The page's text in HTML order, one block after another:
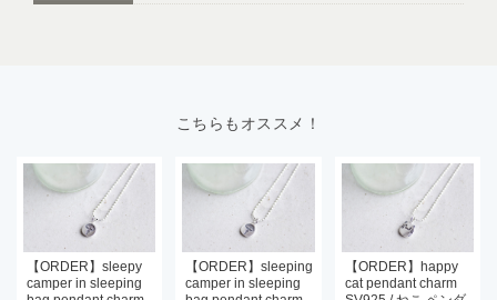
こちらもオススメ！
【ORDER】sleepy
camper in sleeping
【ORDER】sleeping
camper in sleeping
【ORDER】happy
cat pendant charm